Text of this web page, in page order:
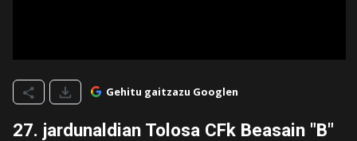
Gehitu gaitzazu Googlen
27. jardunaldian Tolosa CFk Beasain "B"